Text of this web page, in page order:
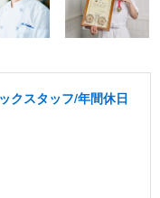
クスタッフ/年間休日